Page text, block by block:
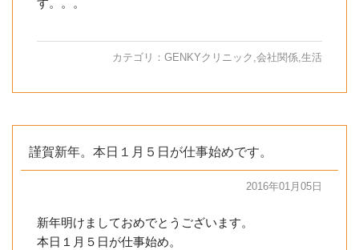
す。。。
カテゴリ： GENKYクリニック ,会社関係,生活
謹賀新年。本日１月５日が仕事始めです。
2016年01月05日
新年明けましておめでとうございます。
本日１月５日が仕事始め。